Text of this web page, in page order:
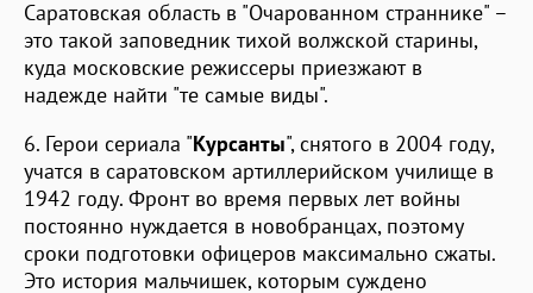
Саратовская область в "Очарованном страннике" –
это такой заповедник тихой волжской старины,
куда московские режиссеры приезжают в
надежде найти "те самые виды".
6. Герои сериала "Курсанты", снятого в 2004 году,
учатся в саратовском артиллерийском училище в
1942 году. Фронт во время первых лет войны
постоянно нуждается в новобранцах, поэтому
сроки подготовки офицеров максимально сжаты.
Это история мальчишек, которым суждено